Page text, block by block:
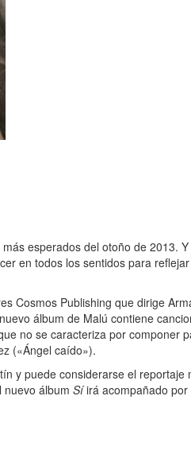
esperados del otoño de 2013.
en todos los sentidos para
Cosmos Publishing que dirige
álbum de Malú contiene
no se caracteriza por componer
(«Ángel caído»).
y puede considerarse el
nuevo álbum Síirá acompañado por